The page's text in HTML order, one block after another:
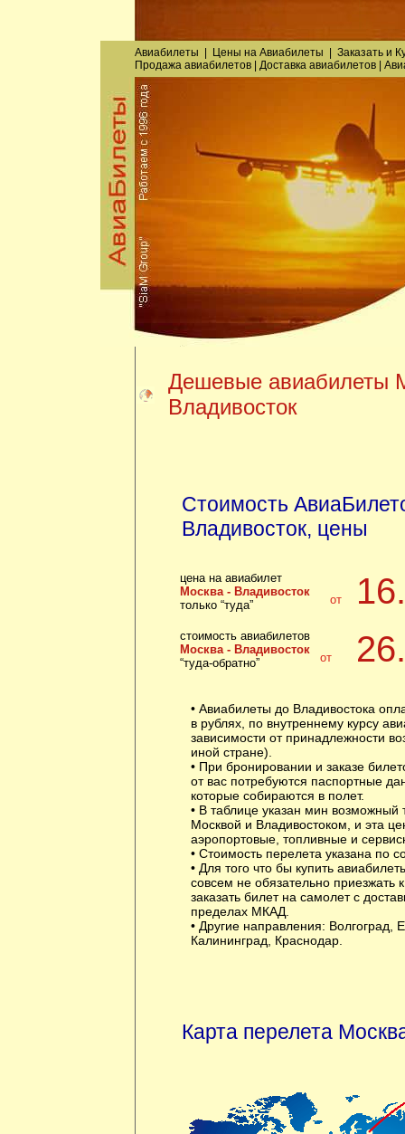
Авиабилеты Цены на Авиабилеты Заказатьи
Продажа авиабилетов| Доставка авиабилетов|
Дешевые авиабилеты
Владивосток
Стоимость
Владивосток, цены
цена на авиабилет
Москва - Владивосток
только “туда”
от
стоимость авиабилетов
Москва - Владивосток
“туда-обратно”
от
• Авиабилеты до Владивостока
в рублях, по внутреннему курсу
зависимости от принадлежности
иной стране).
• При бронировании и заказе
от вас потребуются паспортные
которые собираются в полет.
• В таблице указан мин
Москвой и Владивостоком, и эта
аэропортовые, топливные и
• Стоимость перелета указана по
• Для того что бы купить
совсем не обязательно
заказать билет на самолет с
пределах МКАД.
• Другие направления: Волгоград
Калининград
Краснодар.
Карта перелета